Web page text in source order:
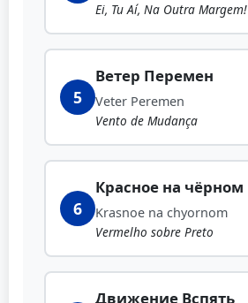
Ei, Tu Aí, Na Outra Margem!
5
Ветер Перемен
Veter Peremen
Vento de Mudança
6
Красное на чёрном
Krasnoe na chyornom
Vermelho sobre Preto
Движение Вспять